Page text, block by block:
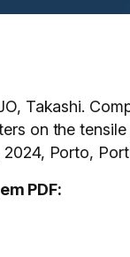
Takashi.
on the
Porto,
PDF: